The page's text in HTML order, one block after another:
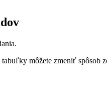
môžete zmeniť spôsob